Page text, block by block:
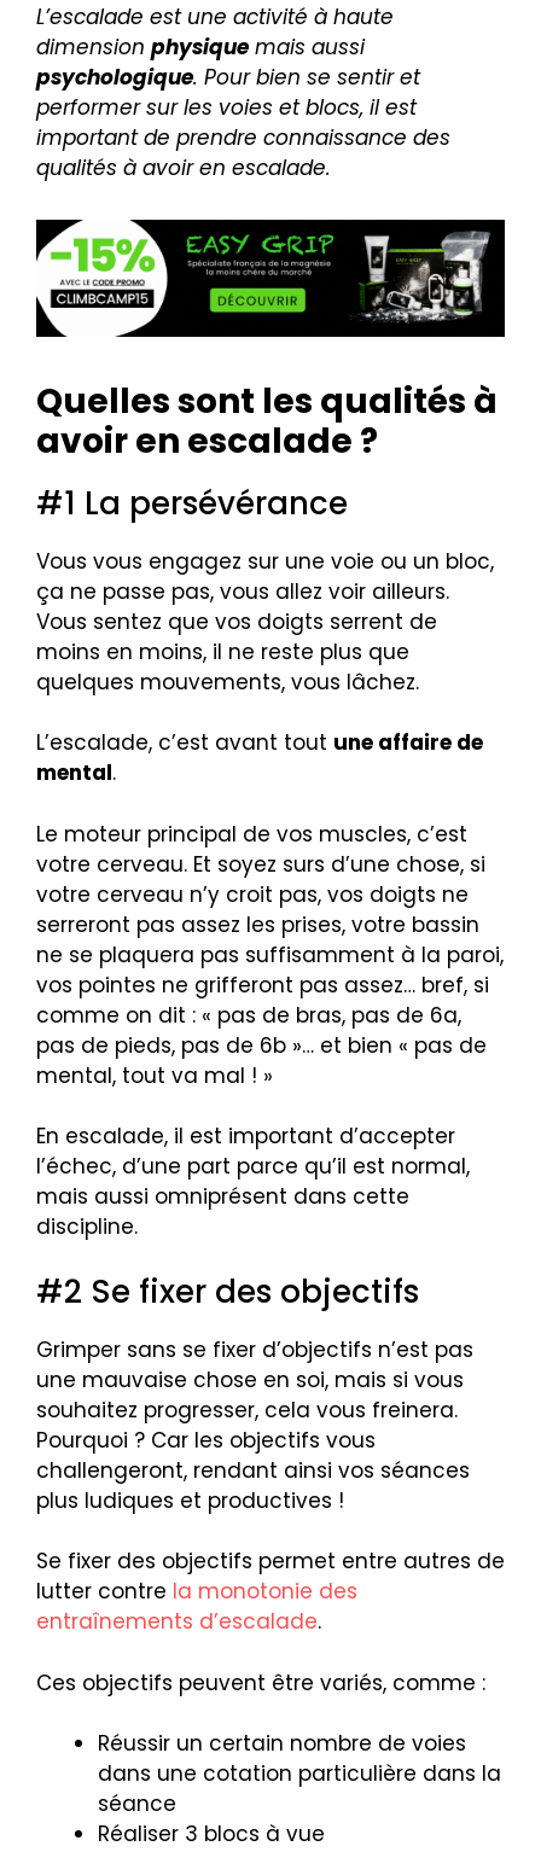
L’escalade est une activité à haute
dimension physique mais aussi
psychologique. Pour bien se sentir et
performer sur les voies et blocs, il est
important de prendre connaissance des
qualités à avoir en escalade.
Quelles sont les qualités à
avoir en escalade ?
#1 La persévérance
Vous vous engagez sur une voie ou un bloc,
ça ne passe pas, vous allez voir ailleurs.
Vous sentez que vos doigts serrent de
moins en moins, il ne reste plus que
quelques mouvements, vous lâchez.
L’escalade, c’est avant tout une affaire de
mental.
Le moteur principal de vos muscles, c’est
votre cerveau. Et soyez surs d’une chose, si
votre cerveau n’y croit pas, vos doigts ne
serreront pas assez les prises, votre bassin
ne se plaquera pas suffisamment à la paroi,
vos pointes ne grifferont pas assez… bref, si
comme on dit : « pas de bras, pas de 6a,
pas de pieds, pas de 6b »… et bien « pas de
mental, tout va mal ! »
En escalade, il est important d’accepter
l’échec, d’une part parce qu’il est normal,
mais aussi omniprésent dans cette
discipline.
#2 Se fixer des objectifs
Grimper sans se fixer d’objectifs n’est pas
une mauvaise chose en soi, mais si vous
souhaitez progresser, cela vous freinera.
Pourquoi ? Car les objectifs vous
challengeront, rendant ainsi vos séances
plus ludiques et productives !
Se fixer des objectifs permet entre autres de
lutter contre la monotonie des
entraînements d’escalade.
Ces objectifs peuvent être variés, comme :
Réussir un certain nombre de voies
dans une cotation particulière dans la
séance
Réaliser 3 blocs à vue